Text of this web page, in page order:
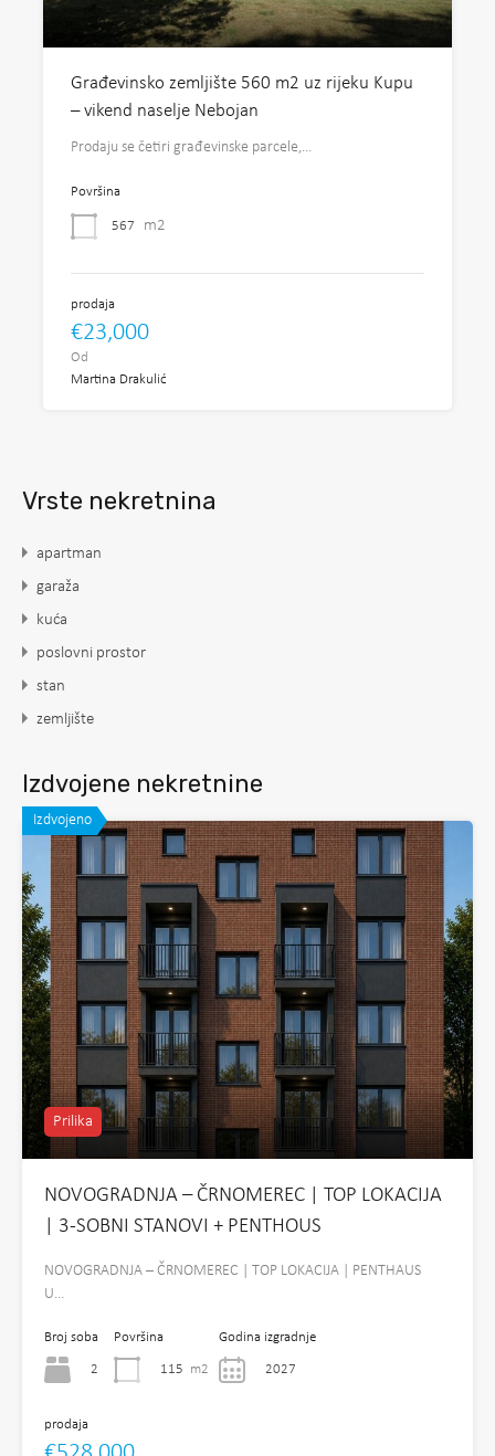
Građevinsko zemljište 560 m2 uz rijeku Kupu
– vikend naselje Nebojan
Prodaju se četiri građevinske parcele,…
Površina
567 m2
prodaja
€23,000
Od
Martina Drakulić
Vrste nekretnina
apartman
garaža
kuća
poslovni prostor
stan
zemljište
Izdvojene nekretnine
Izdvojeno
Prilika
NOVOGRADNJA – ČRNOMEREC | TOP LOKACIJA
| 3-SOBNI STANOVI + PENTHOUS
NOVOGRADNJA – ČRNOMEREC | TOP LOKACIJA | PENTHAUS
U…
Broj soba
2
Površina
115 m2
Godina izgradnje
2027
prodaja